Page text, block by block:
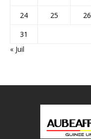
24
25 26
31
« Juil